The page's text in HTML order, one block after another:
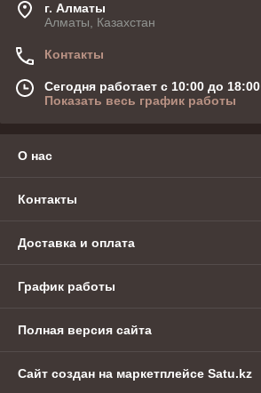
г. Алматы
Алматы, Казахстан
Контакты
Сегодня работает с 10:00 до 18:00
Показать весь график работы
О нас
Контакты
Доставка и оплата
График работы
Полная версия сайта
Сайт создан на маркетплейсе Satu.kz